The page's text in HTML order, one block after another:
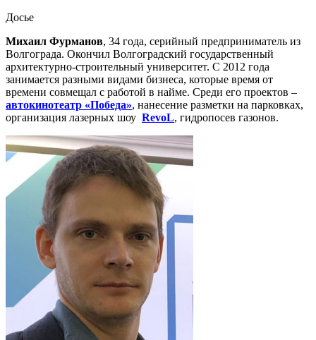
Досье
Михаил Фурманов, 34 года, серийный предприниматель из
Волгограда. Окончил Волгоградский государственный
архитектурно-строительный университет. С 2012 года
занимается разными видами бизнеса, которые время от
времени совмещал с работой в найме. Среди его проектов –
автокинотеатр «Победа», нанесение разметки на парковках,
организация лазерных шоу RevoL, гидропосев газонов.